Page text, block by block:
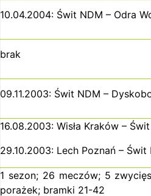
10.04.2004: Świt NDM – Odra
brak
09.11.2003: Świt NDM –
16.08.2003: Wisła Kraków –
29.10.2003: Lech Poznań – Świt
1 sezon; 26 meczów; 5
porażek; bramki 21-42